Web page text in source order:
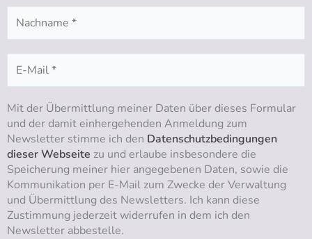
Mit der Übermittlung meiner Daten über dieses Formular
und der damit einhergehenden Anmeldung zum
Newsletter stimme ich den Datenschutzbedingungen
dieser Webseite zu und erlaube insbesondere die
Speicherung meiner hier angegebenen Daten, sowie die
Kommunikation per E-Mail zum Zwecke der Verwaltung
und Übermittlung des Newsletters. Ich kann diese
Zustimmung jederzeit widerrufen in dem ich den
Newsletter abbestelle.